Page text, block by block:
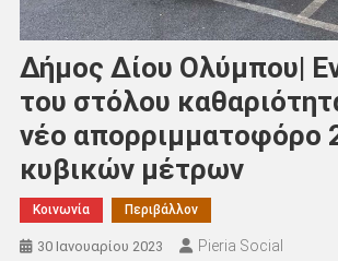
Δήμος Δίου Ολύμπου|
του στόλου
νέο απορριμματοφόρο
κυβικών μέτρων
Κοινωνία Περιβάλλον
30 Ιανουαρίου 2023 Pieria Social